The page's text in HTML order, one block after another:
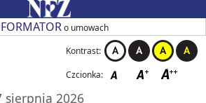
o umowach
Kontrast:
Czcionka:
sierpnia 2026